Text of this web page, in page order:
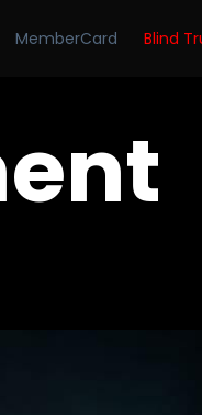
MemberCard Blind